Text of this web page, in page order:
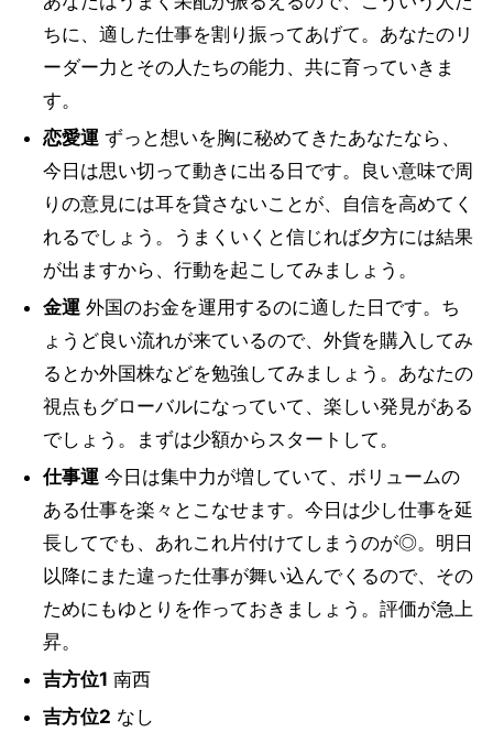
ちに、適した仕事を割り振ってあげて。あなたのリ
ーダー力とその人たちの能力、共に育っていきま
す。
恋愛運ずっと想いを胸に秘めてきたあなたなら、
今日は思い切って動きに出る日です。良い意味で周
りの意見には耳を貸さないことが、自信を高めてく
れるでしょう。うまくいくと信じれば夕方には結果
が出ますから、行動を起こしてみましょう。
金運外国のお金を運用するのに適した日です。ち
ょうど良い流れが来ているので、外貨を購入してみ
るとか外国株などを勉強してみましょう。あなたの
視点もグローバルになっていて、楽しい発見がある
でしょう。まずは少額からスタートして。
仕事運今日は集中力が増していて、ボリュームの
ある仕事を楽々とこなせます。今日は少し仕事を延
長してでも、あれこれ片付けてしまうのが◎。明日
以降にまた違った仕事が舞い込んでくるので、その
ためにもゆとりを作っておきましょう。評価が急上
昇。
吉方位1 南西
吉方位2 なし